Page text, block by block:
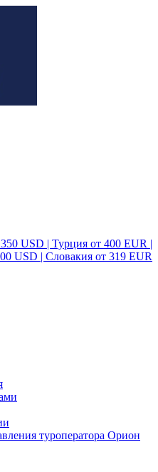
USD | Турция от 400 EUR |
USD | Словакия от 319 EUR
туроператора Орион